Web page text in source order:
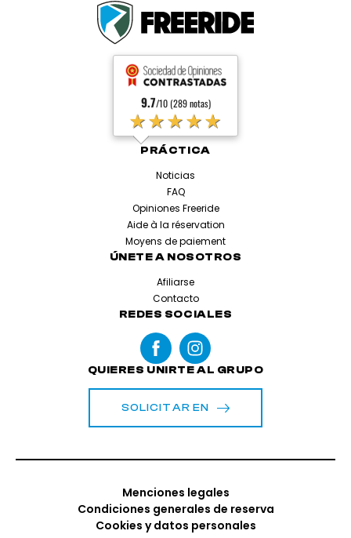
9.7/10 (289 notas)
★★★★★
PRÁCTICA
Noticias
FAQ
Opiniones Freeride
Aide à la réservation
Moyens de paiement
ÚNETE A NOSOTROS
Afiliarse
Contacto
REDES SOCIALES
QUIERES UNIRTE AL GRUPO
SOLICITAR EN
Menciones legales
Condiciones generales de reserva
Cookies y datos personales